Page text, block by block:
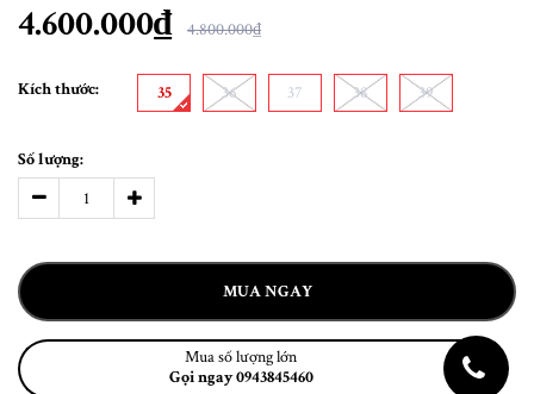
4.600.000₫ 4.800.000₫
Kích thước: 35 36 37 38 39
Số lượng:
MUA NGAY
Mua số lượng lớn
Gọi ngay 0943845460